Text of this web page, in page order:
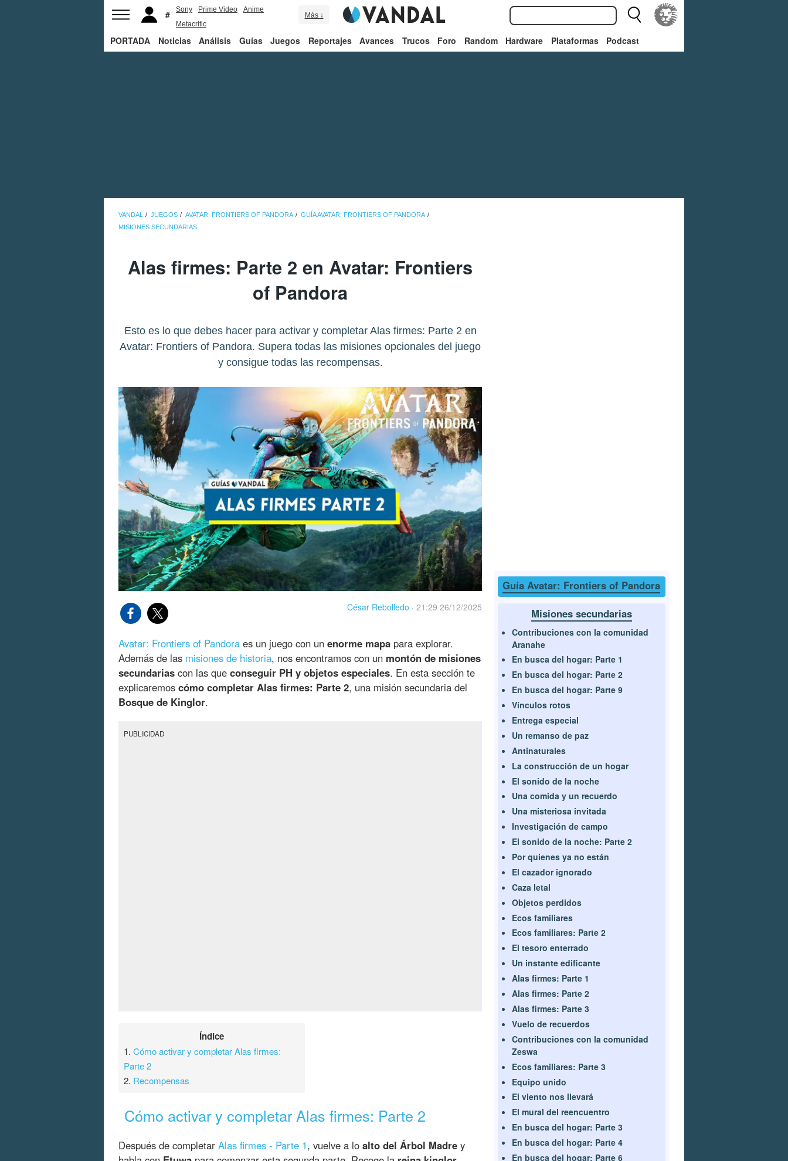
Sony Prime Video
Anime
Metacritic
Más ↓
PORTADA Noticias Análisis Guías Juegos Reportajes Avances Trucos Foro Random Hardware Plataformas Podcast
VANDAL JUEGOS AVATAR: FRONTIERS OF PANDORA
GUÍA AVATAR: FRONTIERS OF PANDORA
MISIONES SECUNDARIAS
Alas firmes: Parte 2 en Avatar: Frontiers
of Pandora
Esto es lo que debes hacer para activar y completar Alas firmes: Parte 2 en
Avatar: Frontiers of Pandora. Supera todas las misiones opcionales del juego
y consigue todas las recompensas.
César Rebolledo · 21:29 26/12/2025
Avatar: Frontiers of Pandora es un juego con un enorme mapa para explorar.
Además de las misiones de historia, nos encontramos con un montón de misiones
secundarias con las que conseguir PH y objetos especiales. En esta sección te
explicaremos cómo completar Alas firmes: Parte 2, una misión secundaria del
Bosque de Kinglor.
PUBLICIDAD
Índice
1.Cómo activar y completar Alas firmes:
Parte 2
2. Recompensas
Cómo activar y completar Alas firmes: Parte 2
Después de completar Alas firmes - Parte 1, vuelve a lo alto del Árbol Madre y
Guía Avatar: Frontiers of Pandora
Misiones secundarias
Contribuciones con la comunidad
Aranahe
En busca del hogar: Parte 1
En busca del hogar: Parte 2
En busca del hogar: Parte 9
Vínculos rotos
Entrega especial
Un remanso de paz
Antinaturales
La construcción de un hogar
El sonido de la noche
Una comida y un recuerdo
Una misteriosa invitada
Investigación de campo
El sonido de la noche: Parte 2
Por quienes ya no están
El cazador ignorado
Caza letal
Objetos perdidos
Ecos familiares
Ecos familiares: Parte 2
El tesoro enterrado
Un instante edificante
Alas firmes: Parte 1
Alas firmes: Parte 2
Alas firmes: Parte 3
Vuelo de recuerdos
Contribuciones con la comunidad
Zeswa
Ecos familiares: Parte 3
Equipo unido
El viento nos llevará
El mural del reencuentro
En busca del hogar: Parte 3
En busca del hogar: Parte 4
En busca del hogar: Parte 6